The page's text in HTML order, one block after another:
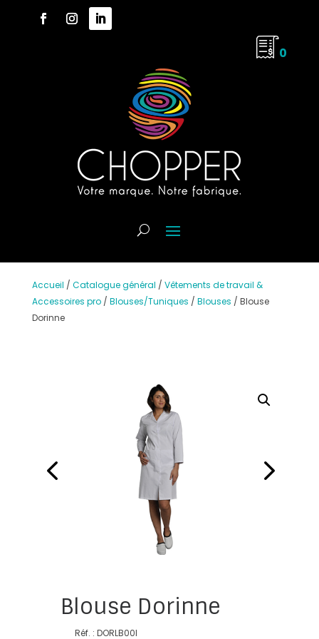
0
Accueil / Catalogue général / Vêtements de travail &
Accessoires pro/ Blouses/Tuniques / Blouses / Blouse
Dorinne
Blouse Dorinne
Réf. : DORLB00I